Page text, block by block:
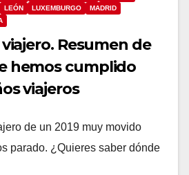
LEÓN LUXEMBURGO
MADRID
Resumen de
hemos cumplido
viajeros
de un 2019 muy movido
parado. ¿Quieres saber dónde